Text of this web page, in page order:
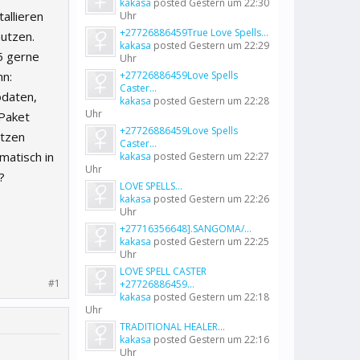
gerne
in
#1
kakasa posted Gestern um 22:30
Uhr
+27726886459True Love Spells...
kakasa posted Gestern um 22:29
Uhr
+27726886459Love Spells
Caster...
kakasa posted Gestern um 22:28
Uhr
+27726886459Love Spells
Caster...
kakasa posted Gestern um 22:27
Uhr
LOVE SPELLS...
kakasa posted Gestern um 22:26
Uhr
+27716356648].SANGOMA/...
kakasa posted Gestern um 22:25
Uhr
LOVE SPELL CASTER
+27726886459...
kakasa posted Gestern um 22:18
Uhr
TRADITIONAL HEALER...
kakasa posted Gestern um 22:16
Uhr